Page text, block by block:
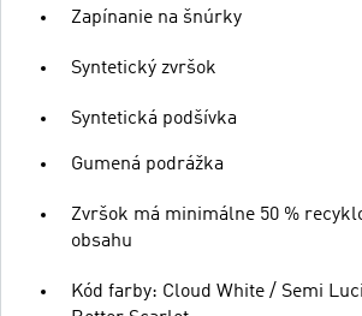
Zapínanie na šnúrky
Syntetický zvršok
Syntetická podšívka
Gumená podrážka
Zvršok má minimálne 50 %
obsahu
Kód farby: Cloud White / Semi